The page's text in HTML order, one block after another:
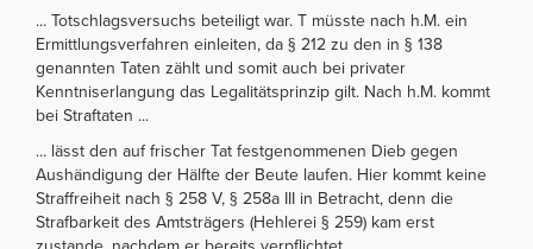
... Totschlagsversuchs beteiligt war. T müsste nach h.M. ein
Ermittlungsverfahren einleiten, da § 212 zu den in § 138
genannten Taten zählt und somit auch bei privater
Kenntniserlangung das Legalitätsprinzip gilt. Nach h.M. kommt
bei Straftaten ...
... lässt den auf frischer Tat festgenommenen Dieb gegen
Aushändigung der Hälfte der Beute laufen. Hier kommt keine
Straffreiheit nach § 258 V, § 258a III in Betracht, denn die
Strafbarkeit des Amtsträgers (Hehlerei § 259) kam erst